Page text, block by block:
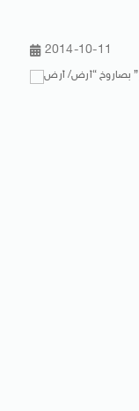
2014-10-11